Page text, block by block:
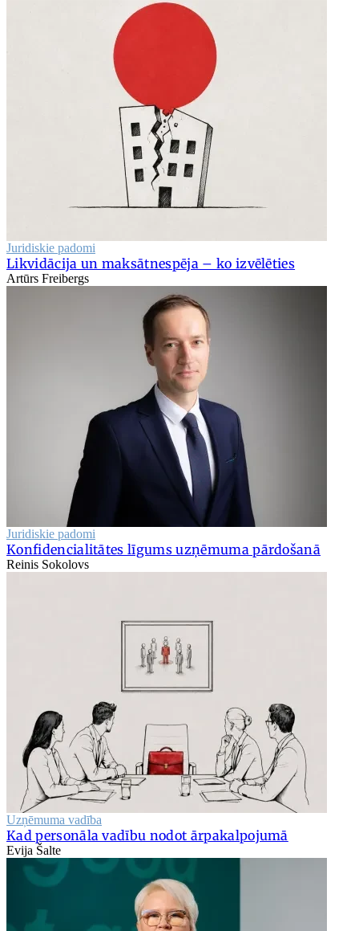
Juridiskie padomi
Likvidācija un maksātnespēja – ko izvēlēties
Artūrs Freibergs
Juridiskie padomi
Konfidencialitātes līgums uzņēmuma pārdošanā
Reinis Sokolovs
Uzņēmuma vadība
Kad personāla vadību nodot ārpakalpojumā
Evija Šalte